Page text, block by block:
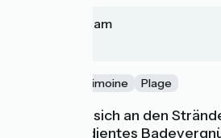
Ouistreham
Patrimoine Plage
Gönnen Sie sich an den
Ihr wohlverdientes